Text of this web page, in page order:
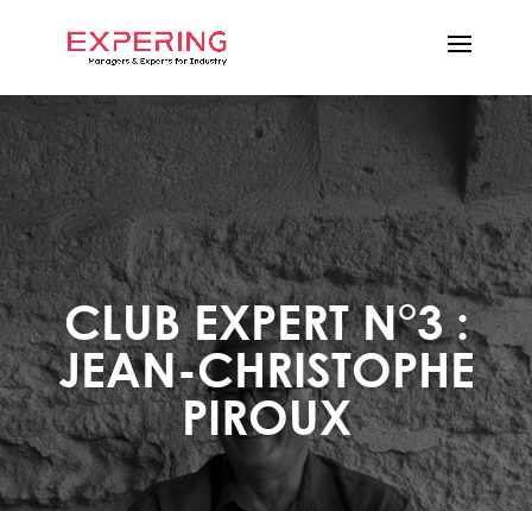
CLUB EXPERT N°3 :
JEAN-CHRISTOPHE
PIROUX